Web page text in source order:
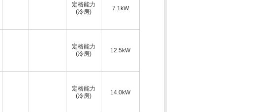
定格能力
(冷房)
7.1kW
定格能力
(冷房)
12.5kW
定格能力
(冷房)
14.0kW